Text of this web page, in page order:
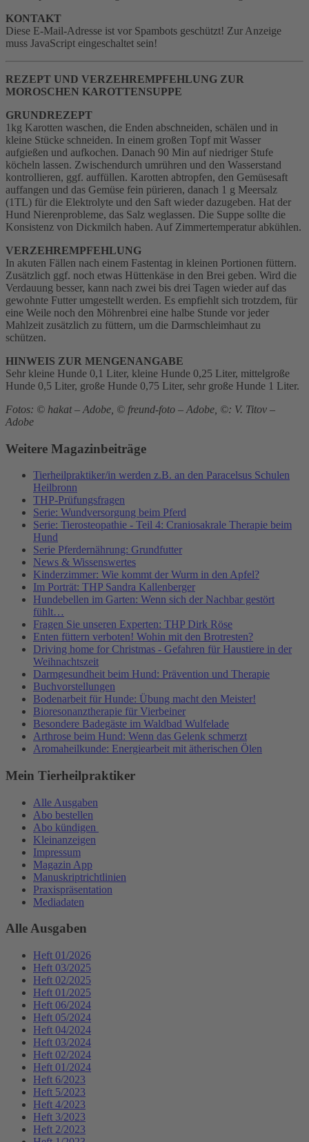
KONTAKT
Diese E-Mail-Adresse ist vor Spambots geschützt! Zur Anzeige
muss JavaScript eingeschaltet sein!
REZEPT UND VERZEHREMPFEHLUNG ZUR
MOROSCHEN KAROTTENSUPPE
GRUNDREZEPT
1kg Karotten waschen, die Enden abschneiden, schälen und in
kleine Stücke schneiden. In einem großen Topf mit Wasser
aufgießen und aufkochen. Danach 90 Min auf niedriger Stufe
köcheln lassen. Zwischendurch umrühren und den Wasserstand
kontrollieren, ggf. auffüllen. Karotten abtropfen, den Gemüsesaft
auffangen und das Gemüse fein pürieren, danach 1 g Meersalz
(1TL) für die Elektrolyte und den Saft wieder dazugeben. Hat der
Hund Nierenprobleme, das Salz weglassen. Die Suppe sollte die
Konsistenz von Dickmilch haben. Auf Zimmertemperatur abkühlen.
VERZEHREMPFEHLUNG
In akuten Fällen nach einem Fastentag in kleinen Portionen füttern.
Zusätzlich ggf. noch etwas Hüttenkäse in den Brei geben. Wird die
Verdauung besser, kann nach zwei bis drei Tagen wieder auf das
gewohnte Futter umgestellt werden. Es empfiehlt sich trotzdem, für
eine Weile noch den Möhrenbrei eine halbe Stunde vor jeder
Mahlzeit zusätzlich zu füttern, um die Darmschleimhaut zu
schützen.
HINWEIS ZUR MENGENANGABE
Sehr kleine Hunde 0,1 Liter, kleine Hunde 0,25 Liter, mittelgroße
Hunde 0,5 Liter, große Hunde 0,75 Liter, sehr große Hunde 1 Liter.
Fotos: © hakat – Adobe, © freund-foto – Adobe, ©: V. Titov –
Adobe
Weitere Magazinbeiträge
Tierheilpraktiker/in werden z.B. an den Paracelsus Schulen
Heilbronn
THP-Prüfungsfragen
Serie: Wundversorgung beim Pferd
Serie: Tierosteopathie - Teil 4: Craniosakrale Therapie beim
Hund
Serie Pferdernährung: Grundfutter
News & Wissenswertes
Kinderzimmer: Wie kommt der Wurm in den Apfel?
Im Porträt: THP Sandra Kallenberger
Hundebellen im Garten: Wenn sich der Nachbar gestört
fühlt…
Fragen Sie unseren Experten: THP Dirk Röse
Enten füttern verboten! Wohin mit den Brotresten?
Driving home for Christmas - Gefahren für Haustiere in der
Weihnachtszeit
Darmgesundheit beim Hund: Prävention und Therapie
Buchvorstellungen
Bodenarbeit für Hunde: Übung macht den Meister!
Bioresonanztherapie für Vierbeiner
Besondere Badegäste im Waldbad Wulfelade
Arthrose beim Hund: Wenn das Gelenk schmerzt
Aromaheilkunde: Energiearbeit mit ätherischen Ölen
Mein Tierheilpraktiker
Alle Ausgaben
Abo bestellen
Abo kündigen
Kleinanzeigen
Impressum
Magazin App
Manuskriptrichtlinien
Praxispräsentation
Mediadaten
Alle Ausgaben
Heft 01/2026
Heft 03/2025
Heft 02/2025
Heft 01/2025
Heft 06/2024
Heft 05/2024
Heft 04/2024
Heft 03/2024
Heft 02/2024
Heft 01/2024
Heft 6/2023
Heft 5/2023
Heft 4/2023
Heft 3/2023
Heft 2/2023